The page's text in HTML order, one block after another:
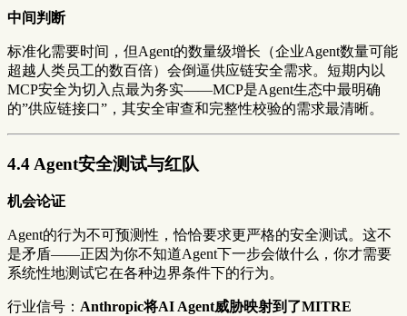
中间判断
标准化需要时间，但Agent的数量级增长（企业Agent数量可能
超越人类员工的数百倍）会倒逼供应链安全需求。短期内以
MCP安全为切入点最为务实——MCP是Agent生态中最明确
的”供应链接口”，其安全审查和完整性校验的需求最清晰。
4.4 Agent安全测试与红队
机会论证
Agent的行为不可预测性，恰恰要求更严格的安全测试。这不
是矛盾——正因为你不知道Agent下一步会做什么，你才需要
系统性地测试它在各种边界条件下的行为。
行业信号： Anthropic将AI Agent威胁映射到了MITRE